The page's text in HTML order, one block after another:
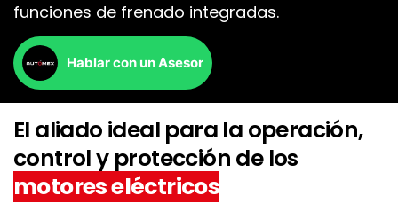
funciones de frenado integradas.
Hablar con un Asesor
El aliado ideal para la operación,
control y protección de los
motores eléctricos